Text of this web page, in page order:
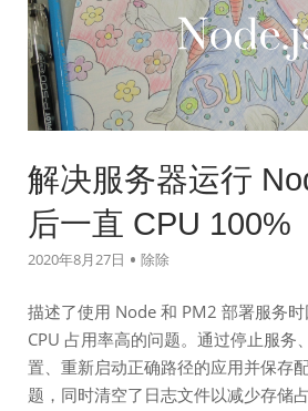
解决服务器运行
后一直 CPU 100%
2020年8月27日 除除
描述了使用 Node 和 PM2 部署服务
CPU 占用率高的问题。通过停止服务
置、重新启动正确路径的应用并保存
题，同时清空了日志文件以减少存储占